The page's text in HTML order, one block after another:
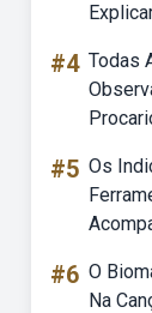
#4 Todas
#5 Os
#6 O
Na